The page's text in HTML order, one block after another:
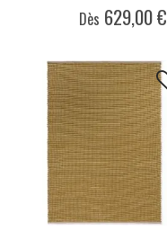
Dès 629,00 €